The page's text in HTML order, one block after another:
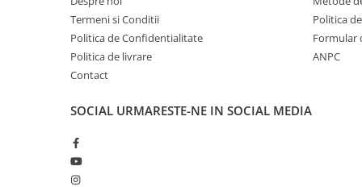
Așternut Igienic Păsări
Hrană Rozătoare
Meniuri Rozătoare
Delicii Rozătoare
Termeni si Conditii
Politica de Confidentialitate
Politica de livrare
Contact
Politica
Formular
ANPC
SOCIAL URMARESTE-NE IN SOCIAL MEDIA